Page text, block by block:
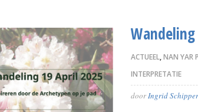
ACTUEEL,NAN YAR
INTERPRETATIE
doorIngrid